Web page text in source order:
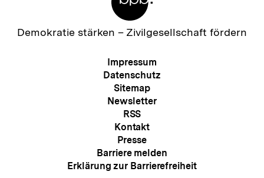
Zur
Demokratie stärken – Zivilgesellschaft fördern
Meta-
Navigation
Impressum
Datenschutz
Sitemap
Newsletter
RSS
Kontakt
Presse
Barriere melden
Erklärung zur Barrierefreiheit